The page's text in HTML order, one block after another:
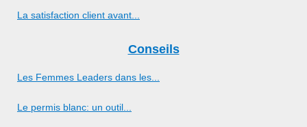
La satisfaction client avant...
Conseils
Les Femmes Leaders dans les...
Le permis blanc: un outil...